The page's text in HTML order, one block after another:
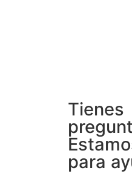
Tienes
para